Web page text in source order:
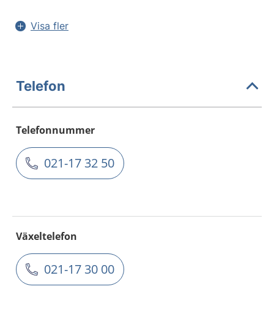
Visa fler
Telefon
Telefonnummer
021-17 32 50
Växeltelefon
021-17 30 00